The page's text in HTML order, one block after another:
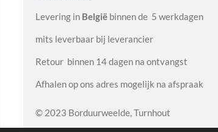
Levering in België binnen de 5 werkdagen
mits leverbaar bij leverancier
Retour binnen 14 dagen na ontvangst
Afhalen op ons adres mogelijk na afspraak
© 2023 Borduurweelde, Turnhout